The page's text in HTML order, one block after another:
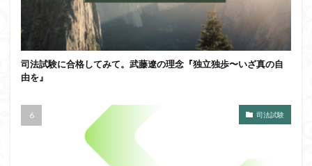
司法試験に合格してみて。武藤遼の理念『独立独歩〜いざ真の自
由を』
司法試験